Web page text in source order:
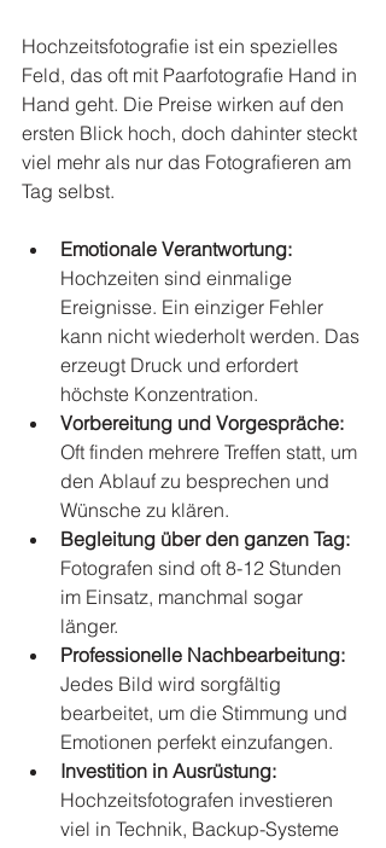
Hochzeitsfotografie ist ein spezielles
Feld, das oft mit Paarfotografie Hand in
Hand geht. Die Preise wirken auf den
ersten Blick hoch, doch dahinter steckt
viel mehr als nur das Fotografieren am
Tag selbst.
Emotionale Verantwortung:
Hochzeiten sind einmalige
Ereignisse. Ein einziger Fehler
kann nicht wiederholt werden. Das
erzeugt Druck und erfordert
höchste Konzentration.
Vorbereitung und Vorgespräche:
Oft finden mehrere Treffen statt, um
den Ablauf zu besprechen und
Wünsche zu klären.
Begleitung über den ganzen Tag:
Fotografen sind oft 8-12 Stunden
im Einsatz, manchmal sogar
länger.
Professionelle Nachbearbeitung:
Jedes Bild wird sorgfältig
bearbeitet, um die Stimmung und
Emotionen perfekt einzufangen.
Investition in Ausrüstung:
Hochzeitsfotografen investieren
viel in Technik, Backup-Systeme